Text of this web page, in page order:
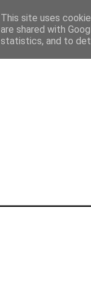
This site uses
are shared with
statistics, and to